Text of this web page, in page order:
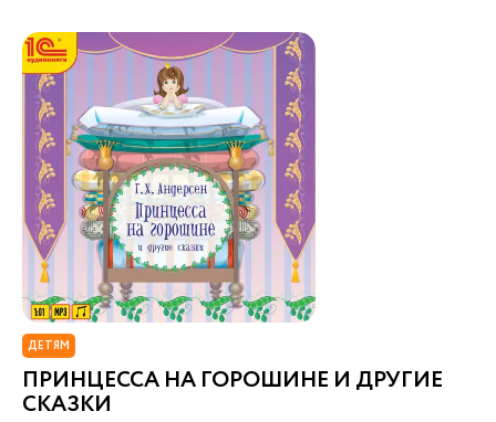
ДЕТЯМ
ПРИНЦЕССА НА ГОРОШИНЕ И ДРУГИЕ
СКАЗКИ